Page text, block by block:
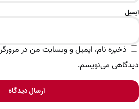
ایمیل
ذخیره نام، ایمیل و وبسایت من در مرورگر
دیدگاهی می‌نویسم.
ارسال دیدگاه